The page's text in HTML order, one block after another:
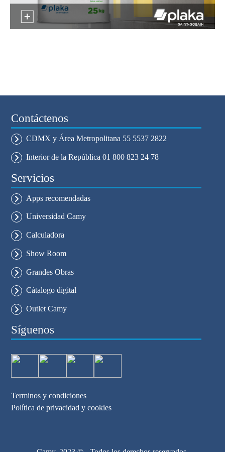
Contáctenos
CDMX y Área Metropolitana 55 5537 2822
Interior de la República 01 800 823 24 78
Servicios
Apps recomendadas
Universidad Camy
Calculadora
Show Room
Grandes Obras
Cátalogo digital
Outlet Camy
Síguenos
Terminos y condiciones
Política de privacidad y cookies